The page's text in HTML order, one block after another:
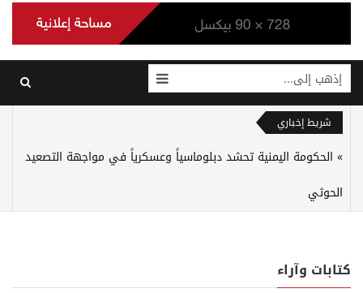
إذهب إلى...
شريط إخباري
الحكومة اليمنية تحشد دبلوماسياً وعسكرياً في مواجهة التصعيد
الحوثي
كتابات وآراء